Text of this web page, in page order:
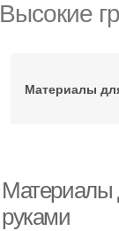
Высокие
Материалы
Материалы
руками